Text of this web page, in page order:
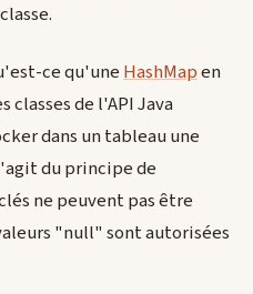
ce qu'une HashMapen
classes de l'API Java
dans un tableau une
du principe de
ne peuvent pas être
"null" sont autorisées